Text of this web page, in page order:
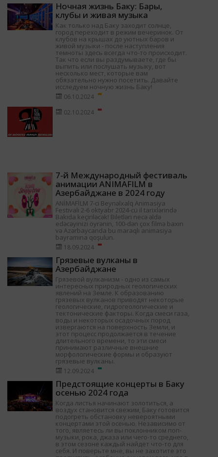
Ночная жизнь Баку: Бары,
клубы и живая музыка
Как только над Баку заходит солнце,
город переходит в режим вечеринок. От
клубов на крышах до уютных баров и
живой музыки - после наступления
темноты здесь всегда что-то происходит.
Так что если вы раздумываете, где бы
выпить или послушать музыку, вот
несколько мест, которые вам
обязательно нужно посетить. Давайте
исследуем ночную жизнь Баку!
06.10.2024
02.10.2024
7-й Международный фестиваль
анимации ANIMAFILM в
Азербайджане в 2024 году
ANİMAFİLM 7-ci Beynəlxalq Animasiya
Festivalı 2-6 oktyabr 2024-cü il tarixlərində
Bakıda keçiriləcək! Biletləri necə əldə
edəcəyinizi öyrənin, 100-dən çox filmə baxın
və Azərbaycanda bu maraqlı animasiya
bayramına qoşulun.
18.09.2024
Грязевые вулканы в
Азербайджане
Грязевой вулканизм - одно из самых
интересных природных геологических
явлений на Земле. К образованию
грязевых вулканов приводят некоторые
геологические, гидрогеологические и
тектонические факторы. Когда смеси газа,
воды и некоторых осадочных пород
извергаются на поверхность Земли, и
этот процесс продолжается в течение
длительного времени, то эти смеси
принимают различные внешние
морфологические формы и образуют
грязевые вулканы.
12.09.2024
Предстоящие концерты в Баку
осенью 2024 года
Когда листья начинают золотиться, а
воздух становится свежим, Баку готовится
подогреть обстановку невероятными
концертами этой осенью. Независимо от
того, являетесь ли вы поклонником поп-
музыки, рока, джаза или чего-то среднего,
в этом сезоне каждый найдет что-то для
себя. И поверьте мне, вы не захотите это